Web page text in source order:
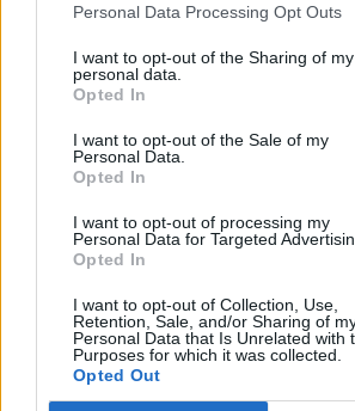
Personal Data Processing Opt Outs
I want to opt-out of the Sharing of my
personal data.
Opted In
I want to opt-out of the Sale of my
Personal Data.
Opted In
I want to opt-out of processing my
Personal Data for Targeted
Opted In
I want to opt-out of Collection, Use,
Retention, Sale, and/or Sharing of
Personal Data that Is Unrelated with
Purposes for which it was collected.
Opted Out
> Il
Nazioni
La classifica del 6
2025 al 4° turno:
16 Francia
14 Irlanda
11 Scozia
10 Inghilterra